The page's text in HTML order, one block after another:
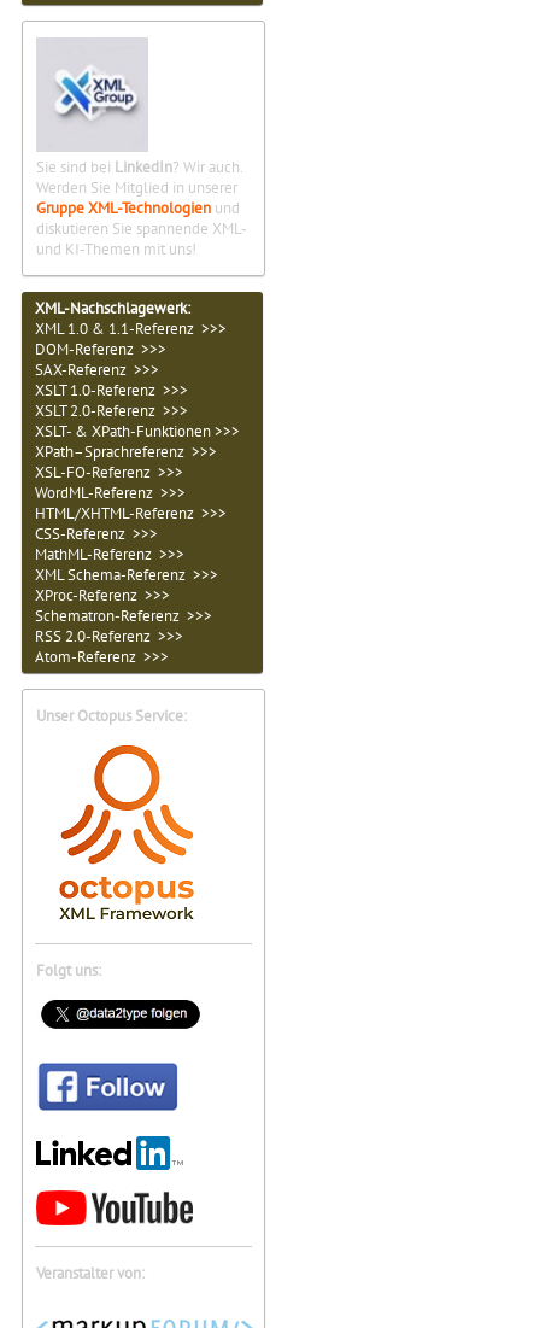
Sie sind bei LinkedIn? Wir auch.
Werden Sie Mitglied in unserer
Gruppe XML-Technologien und
diskutieren Sie spannende XML-
und KI-Themen mit uns!
XML-Nachschlagewerk:
XML 1.0 & 1.1-Referenz >>>
DOM-Referenz >>>
SAX-Referenz >>>
XSLT 1.0-Referenz >>>
XSLT 2.0-Referenz >>>
XSLT- & XPath-Funktionen >>>
XPath–Sprachreferenz >>>
XSL-FO-Referenz >>>
WordML-Referenz >>>
HTML/XHTML-Referenz >>>
CSS-Referenz >>>
MathML-Referenz >>>
XML Schema-Referenz >>>
XProc-Referenz >>>
Schematron-Referenz >>>
RSS 2.0-Referenz >>>
Atom-Referenz >>>
Unser Octopus Service:
Folgt uns:
Veranstalter von: